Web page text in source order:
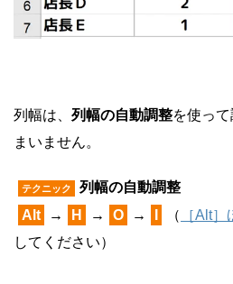
列幅は、 列幅の自動調整を使っ
まいません。
テクニック
列幅の自動調整
Alt
→ H → O → （ ［Alt］
してください）